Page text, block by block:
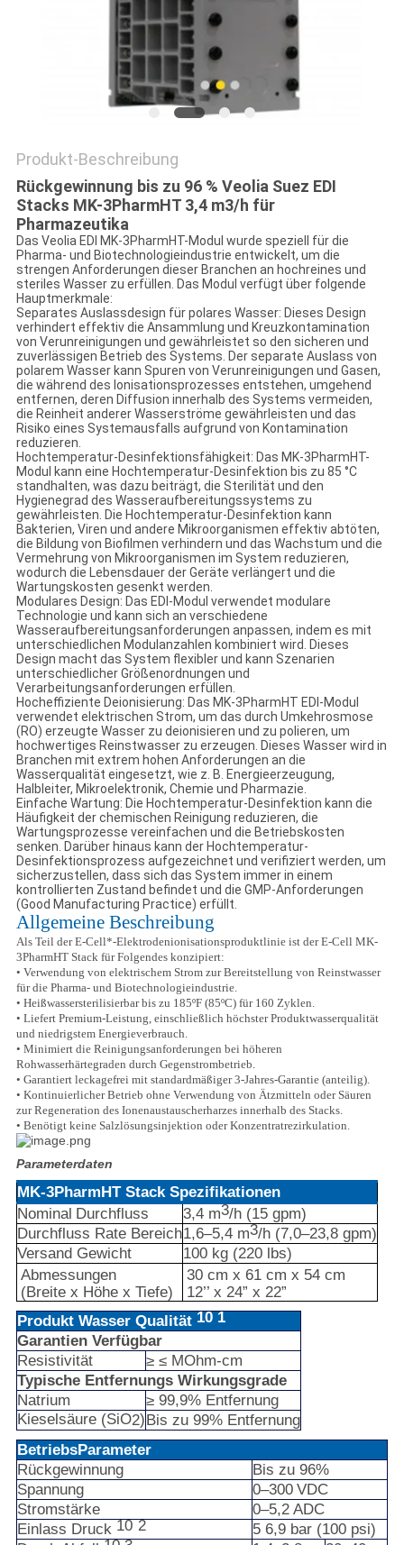
Produkt-Beschreibung
Rückgewinnung bis zu 96 % Veolia Suez EDI
Stacks MK-3PharmHT 3,4 m3/h für
Pharmazeutika
Das Veolia EDI MK-3PharmHT-Modul wurde speziell für die
Pharma- und Biotechnologieindustrie entwickelt, um die
strengen Anforderungen dieser Branchen an hochreines und
steriles Wasser zu erfüllen. Das Modul verfügt über folgende
Hauptmerkmale:
‌Separates Auslassdesign für polares Wasser‌: Dieses Design
verhindert effektiv die Ansammlung und Kreuzkontamination
von Verunreinigungen und gewährleistet so den sicheren und
zuverlässigen Betrieb des Systems. Der separate Auslass von
polarem Wasser kann Spuren von Verunreinigungen und Gasen,
die während des Ionisationsprozesses entstehen, umgehend
entfernen, deren Diffusion innerhalb des Systems vermeiden,
die Reinheit anderer Wasserströme gewährleisten und das
Risiko eines Systemausfalls aufgrund von Kontamination
reduzieren‌.
‌Hochtemperatur-Desinfektionsfähigkeit‌: Das MK-3PharmHT-
Modul kann eine Hochtemperatur-Desinfektion bis zu 85 °C
standhalten, was dazu beiträgt, die Sterilität und den
Hygienegrad des Wasseraufbereitungssystems zu
gewährleisten. Die Hochtemperatur-Desinfektion kann
Bakterien, Viren und andere Mikroorganismen effektiv abtöten,
die Bildung von Biofilmen verhindern und das Wachstum und die
Vermehrung von Mikroorganismen im System reduzieren,
wodurch die Lebensdauer der Geräte verlängert und die
Wartungskosten gesenkt werden‌.
‌Modulares Design‌: Das EDI-Modul verwendet modulare
Technologie und kann sich an verschiedene
Wasseraufbereitungsanforderungen anpassen, indem es mit
unterschiedlichen Modulanzahlen kombiniert wird. Dieses
Design macht das System flexibler und kann Szenarien
unterschiedlicher Größenordnungen und
Verarbeitungsanforderungen erfüllen.
‌Hocheffiziente Deionisierung‌: Das MK-3PharmHT EDI-Modul
verwendet elektrischen Strom, um das durch Umkehrosmose
(RO) erzeugte Wasser zu deionisieren und zu polieren, um
hochwertiges Reinstwasser zu erzeugen. Dieses Wasser wird in
Branchen mit extrem hohen Anforderungen an die
Wasserqualität eingesetzt, wie z. B. Energieerzeugung,
Halbleiter, Mikroelektronik, Chemie und Pharmazie.
‌Einfache Wartung‌: Die Hochtemperatur-Desinfektion kann die
Häufigkeit der chemischen Reinigung reduzieren, die
Wartungsprozesse vereinfachen und die Betriebskosten
senken. Darüber hinaus kann der Hochtemperatur-
Desinfektionsprozess aufgezeichnet und verifiziert werden, um
sicherzustellen, dass sich das System immer in einem
kontrollierten Zustand befindet und die GMP-Anforderungen
(Good Manufacturing Practice) erfüllt.
Allgemeine Beschreibung
Als Teil der E-Cell*-Elektrodenionisationsproduktlinie ist der E-Cell MK-
3PharmHT Stack für Folgendes konzipiert:
• Verwendung von elektrischem Strom zur Bereitstellung von Reinstwasser
für die Pharma- und Biotechnologieindustrie.
• Heißwassersterilisierbar bis zu 185ºF (85ºC) für 160 Zyklen.
• Liefert Premium-Leistung, einschließlich höchster Produktwasserqualität
und niedrigstem Energieverbrauch.
• Minimiert die Reinigungsanforderungen bei höheren
Rohwasserhärtegraden durch Gegenstrombetrieb.
• Garantiert leckagefrei mit standardmäßiger 3-Jahres-Garantie (anteilig).
• Kontinuierlicher Betrieb ohne Verwendung von Ätzmitteln oder Säuren
zur Regeneration des Ionenaustauscherharzes innerhalb des Stacks.
• Benötigt keine Salzlösungsinjektion oder Konzentratrezirkulation.
Parameterdaten
MK-3PharmHT Stack Spezifikationen
Nominal Durchfluss 3,4 m3/h (15 gpm)
Durchfluss Rate Bereich1,6–5,4 m3/h (7,0–23,8 gpm)
Versand Gewicht 100 kg (220 lbs)
Abmessungen
(Breite x Höhe x Tiefe)
30 cm x 61 cm x 54 cm
12’’ x 24” x 22”
Produkt Wasser Qualität 10 1
Garantien Verfügbar
Resistivität
≥ ≤ MOhm-cm
Typische Entfernungs Wirkungsgrade
Natrium
≥ 99,9% Entfernung
Kieselsäure (SiO2) Bis zu 99% Entfernung
BetriebsParameter
Rückgewinnung
Bis zu 96%
Spannung
0–300 VDC
Stromstärke
0–5,2 ADC
Einlass Druck 10 2 5 6,9 bar (100 psi)